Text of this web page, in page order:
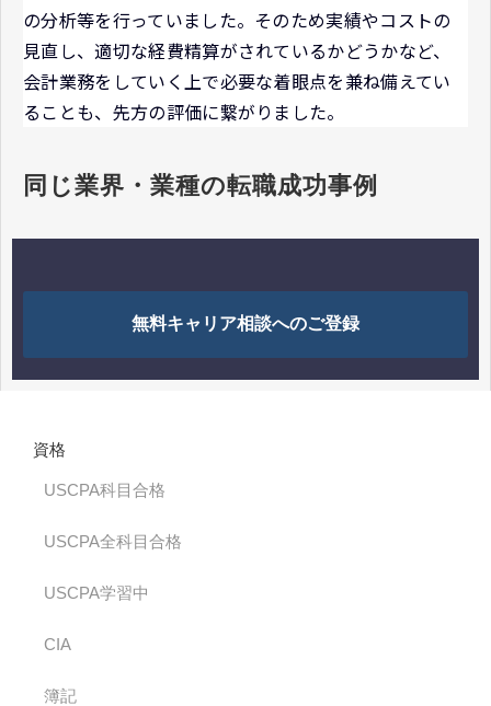
の分析等を行っていました。そのため実績やコストの
見直し、適切な経費精算がされているかどうかなど、
会計業務をしていく上で必要な着眼点を兼ね備えてい
ることも、先方の評価に繋がりました。
同じ業界・業種の転職成功事例
無料キャリア相談へのご登録
資格
USCPA科目合格
USCPA全科目合格
USCPA学習中
CIA
簿記